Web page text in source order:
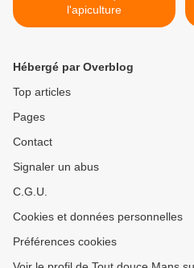
l'apiculture
Hébergé par Overblog
Top articles
Pages
Contact
Signaler un abus
C.G.U.
Cookies et données personnelles
Préférences cookies